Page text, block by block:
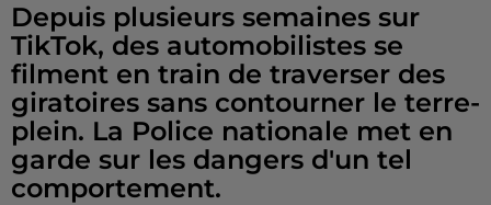
Depuis plusieurs semaines sur
TikTok, des automobilistes se
filment en train de traverser des
giratoires sans contourner le terre-
plein. La Police nationale met en
garde sur les dangers d'un tel
comportement.